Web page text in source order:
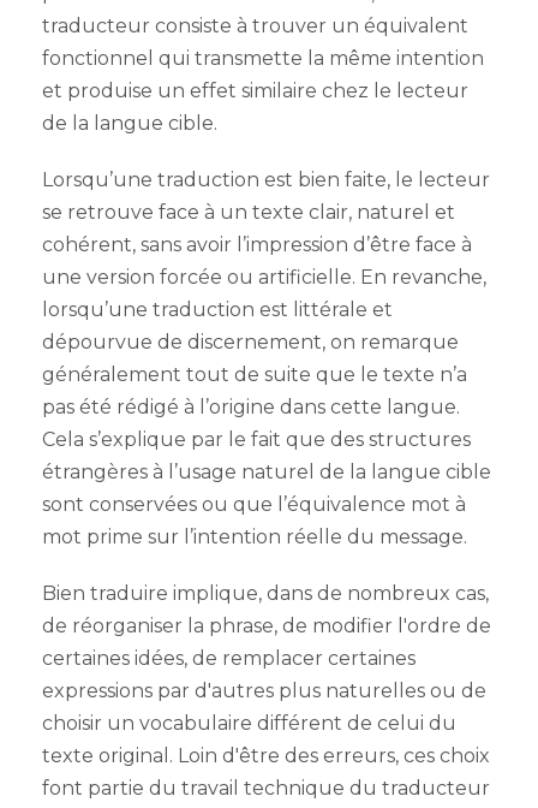
traducteur consiste à trouver un équivalent
fonctionnel qui transmette la même intention
et produise un effet similaire chez le lecteur
de la langue cible.
Lorsqu’une traduction est bien faite, le lecteur
se retrouve face à un texte clair, naturel et
cohérent, sans avoir l’impression d’être face à
une version forcée ou artificielle. En revanche,
lorsqu’une traduction est littérale et
dépourvue de discernement, on remarque
généralement tout de suite que le texte n’a
pas été rédigé à l’origine dans cette langue.
Cela s’explique par le fait que des structures
étrangères à l’usage naturel de la langue cible
sont conservées ou que l’équivalence mot à
mot prime sur l’intention réelle du message.
Bien traduire implique, dans de nombreux cas,
de réorganiser la phrase, de modifier l'ordre de
certaines idées, de remplacer certaines
expressions par d'autres plus naturelles ou de
choisir un vocabulaire différent de celui du
texte original. Loin d'être des erreurs, ces choix
font partie du travail technique du traducteur